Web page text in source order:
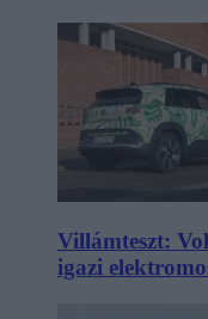
Villámteszt:
igazi